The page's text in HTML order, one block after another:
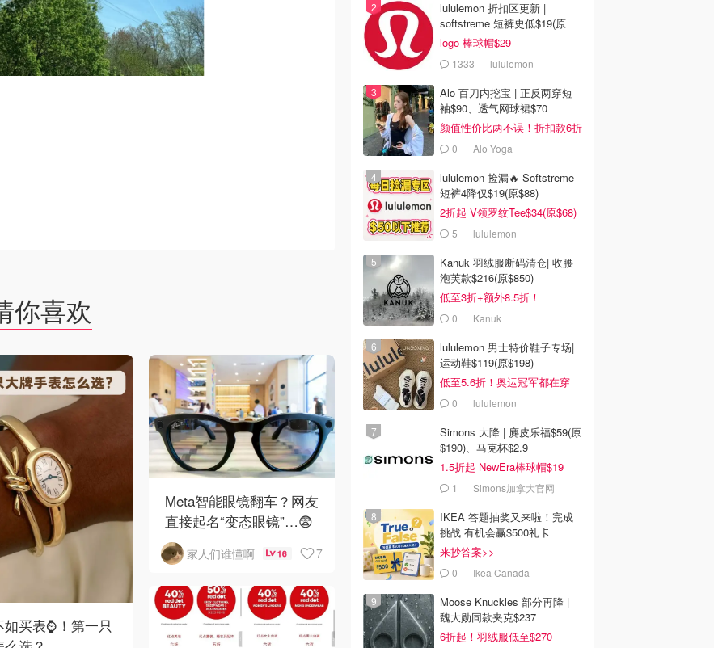
你喜欢
买表⌚️！第一只
Meta智能眼镜翻车？网友
直接起名“变态眼镜”…😨
家人们谁懂啊 16 7
lululemon 折扣区更新 |
softstreme 短裤史低$19(原
$88)
logo 棒球帽$29
1333 lululemon
Alo 百刀内挖宝 | 正反两穿短
袖$90、透气网球裙$70
颜值性价比两不误！折扣款6折
起 0 Alo Yoga
lululemon 捡漏🔥 Softstreme
短裤4降仅$19(原$88)
2折起 V领罗纹Tee$34(原$68)
5 lululemon
Kanuk 羽绒服断码清仓| 收腰
泡芙款$216(原$850)
低至3折+额外8.5折！
0 Kanuk
lululemon 男士特价鞋子专场|
运动鞋$119(原$198)
低至5.6折！奥运冠军都在穿
0 lululemon
Simons 大降 | 麂皮乐福$59(原
$190)、马克杯$2.9
1.5折起 NewEra棒球帽$19
1 Simons加拿大官网
IKEA 答题抽奖又来啦！完成
挑战 有机会赢$500礼卡
来抄答案>>
0 Ikea Canada
Moose Knuckles 部分再降 |
魏大勋同款夹克$237
6折起！羽绒服低至$270